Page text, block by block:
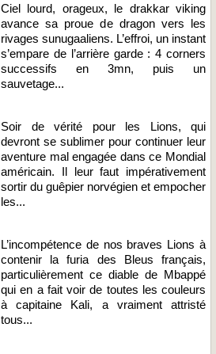
Ciel lourd, orageux, le drakkar viking
avance sa proue de dragon vers les
rivages sunugaaliens. L’effroi, un instant
s’empare de l’arrière garde : 4 corners
successifs en 3mn, puis un
sauvetage...
Soir de vérité pour les Lions, qui
devront se sublimer pour continuer leur
aventure mal engagée dans ce Mondial
américain. Il leur faut impérativement
sortir du guêpier norvégien et empocher
les...
L’incompétence de nos braves Lions à
contenir la furia des Bleus français,
particulièrement ce diable de Mbappé
qui en a fait voir de toutes les couleurs
à capitaine Kali, a vraiment attristé
tous...